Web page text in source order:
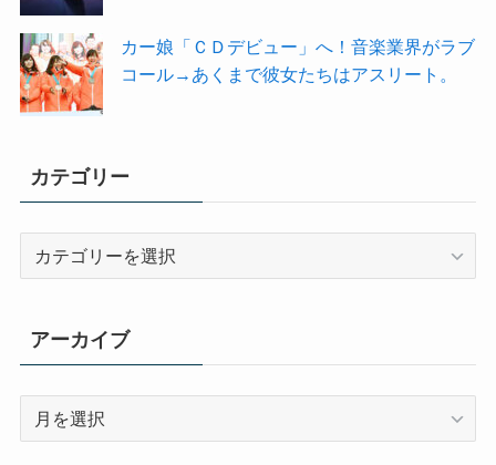
カー娘「ＣＤデビュー」へ！音楽業界がラブ
コール→あくまで彼女たちはアスリート。
カテゴリー
リ
ー
アーカイブ